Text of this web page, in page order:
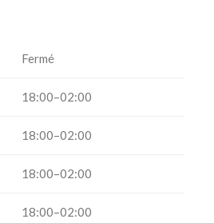
Fermé
18:00–02:00
18:00–02:00
18:00–02:00
18:00–02:00